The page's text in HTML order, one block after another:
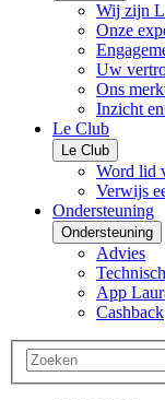
Wij zijn
Onze
Uw
Ons
Inzicht
Le Club
Le Club
Word lid
Verwijs
Ondersteuning
Ondersteuning
Advies
App
Cashback